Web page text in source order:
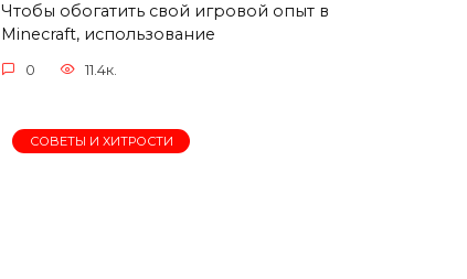
Чтобы обогатить свой игровой опыт в
Minecraft, использование
0 11.4к.
СОВЕТЫ И ХИТРОСТИ